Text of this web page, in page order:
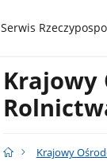
gov.pl
Serwis
Krajowy
Krajowy